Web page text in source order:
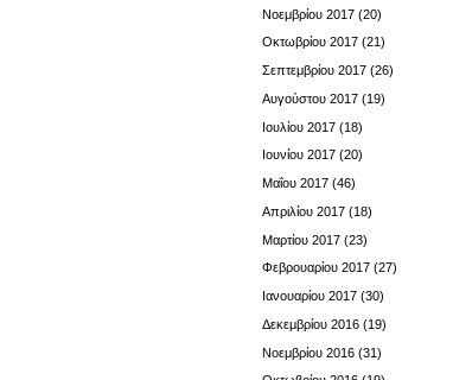
Νοεμβρίου 2017 (20)
Οκτωβρίου 2017 (21)
Σεπτεμβρίου 2017 (26)
Αυγούστου 2017 (19)
Ιουλίου 2017 (18)
Ιουνίου 2017 (20)
Μαΐου 2017 (46)
Απριλίου 2017 (18)
Μαρτίου 2017 (23)
Φεβρουαρίου 2017 (27)
Ιανουαρίου 2017 (30)
Δεκεμβρίου 2016 (19)
Νοεμβρίου 2016 (31)